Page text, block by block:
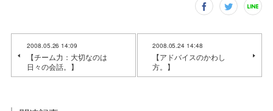
2008.05.26 14:09
【チーム力：大切なのは
日々の会話。】
2008.05.24 14:48
【アドバイスのかわし
方。】